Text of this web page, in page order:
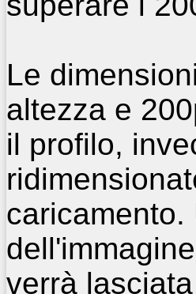
Le
altezza e
il profilo,
verrà